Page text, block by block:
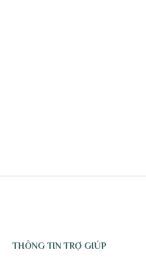
THÔNG TIN TRỢ GIÚP